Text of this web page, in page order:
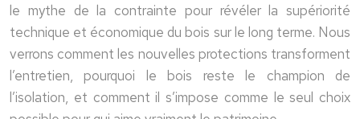
le mythe de la contrainte pour révéler la supériorité
technique et économique du bois sur le long terme. Nous
verrons comment les nouvelles protections transforment
l’entretien, pourquoi le bois reste le champion de
l’isolation, et comment il s’impose comme le seul choix